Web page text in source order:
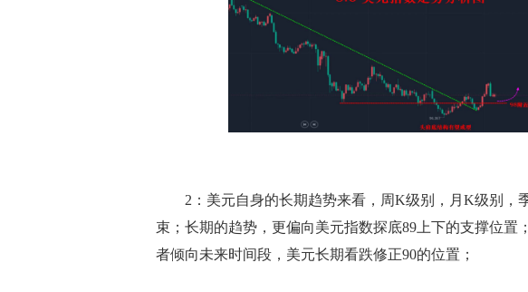
2：美元自身的长期趋势来看，周K级别，月K级别，
束；长期的趋势，更偏向美元指数探底89上下的支撑位置
者倾向未来时间段，美元长期看跌修正90的位置；